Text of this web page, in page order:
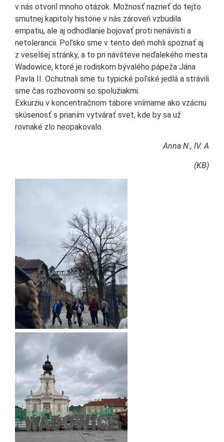
v nás otvoril mnoho otázok. Možnosť nazrieť do tejto
smutnej kapitoly histórie v nás zároveň vzbudila
empatiu, ale aj odhodlanie bojovať proti nenávisti a
netolerancii. Poľsko sme v tento deň mohli spoznať aj
z veselšej stránky, a to pri návšteve neďalekého mesta
Wadowice, ktoré je rodiskom bývalého pápeža Jána
Pavla II. Ochutnali sme tu typické poľské jedlá a strávili
sme čas rozhovormi so spolužiakmi.
Exkurziu v koncentračnom tábore vnímame ako vzácnu
skúsenosť s prianím vytvárať svet, kde by sa už
rovnaké zlo neopakovalo.
Anna N., IV. A
(KB)